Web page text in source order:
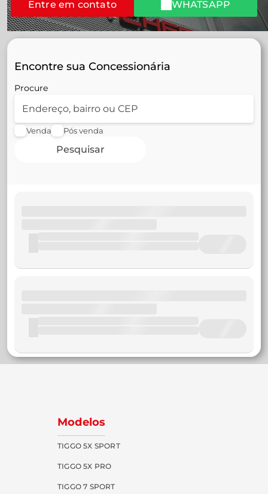
Entre em contato WHATSAPP
Encontre sua Concessionária
Procure
Venda Pós venda
Pesquisar
Modelos
TIGGO 5X SPORT
TIGGO 5X PRO
TIGGO 7 SPORT